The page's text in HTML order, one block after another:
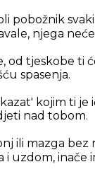
pobožnik
njega neće
od tjeskobe ti
spasenja.
kojim ti je
nad tobom.
ili mazga bez
i uzdom, inače